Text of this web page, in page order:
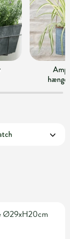
Ø29xH20cm